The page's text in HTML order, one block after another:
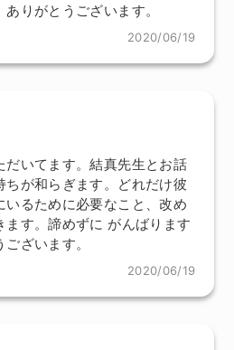
りがとうございます。
2020/06/19
だいてます。結真先生とお話
ちが和らぎます。どれだけ彼
いるために必要なこと、改め
す。諦めずに がんばります
ざいます。
2020/06/19